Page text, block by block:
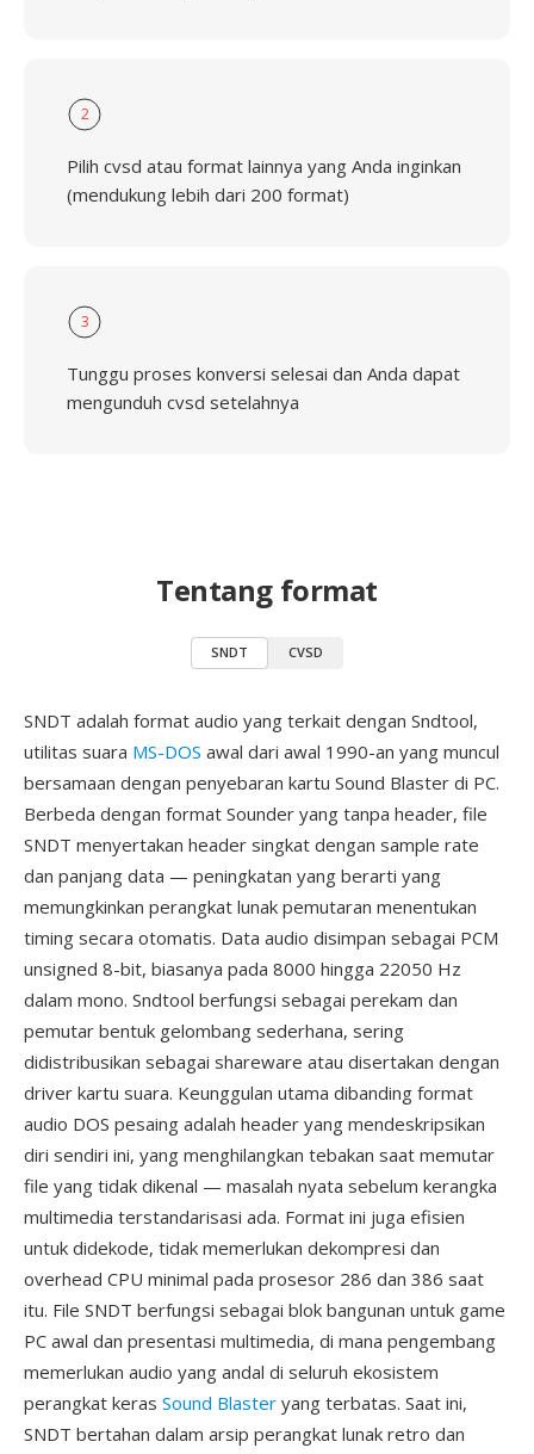
2
Pilih cvsd atau format lainnya yang Anda inginkan
(mendukung lebih dari 200 format)
3
Tunggu proses konversi selesai dan Anda dapat
mengunduh cvsd setelahnya
Tentang format
SNDT CVSD
SNDT adalah format audio yang terkait dengan Sndtool,
utilitas suara MS-DOS awal dari awal 1990-an yang muncul
bersamaan dengan penyebaran kartu Sound Blaster di PC.
Berbeda dengan format Sounder yang tanpa header, file
SNDT menyertakan header singkat dengan sample rate
dan panjang data — peningkatan yang berarti yang
memungkinkan perangkat lunak pemutaran menentukan
timing secara otomatis. Data audio disimpan sebagai PCM
unsigned 8-bit, biasanya pada 8000 hingga 22050 Hz
dalam mono. Sndtool berfungsi sebagai perekam dan
pemutar bentuk gelombang sederhana, sering
didistribusikan sebagai shareware atau disertakan dengan
driver kartu suara. Keunggulan utama dibanding format
audio DOS pesaing adalah header yang mendeskripsikan
diri sendiri ini, yang menghilangkan tebakan saat memutar
file yang tidak dikenal — masalah nyata sebelum kerangka
multimedia terstandarisasi ada. Format ini juga efisien
untuk didekode, tidak memerlukan dekompresi dan
overhead CPU minimal pada prosesor 286 dan 386 saat
itu. File SNDT berfungsi sebagai blok bangunan untuk game
PC awal dan presentasi multimedia, di mana pengembang
memerlukan audio yang andal di seluruh ekosistem
perangkat keras Sound Blaster yang terbatas. Saat ini,
SNDT bertahan dalam arsip perangkat lunak retro dan